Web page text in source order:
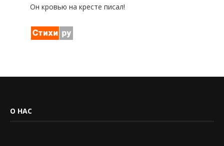
Он кровью на кресте писал!
О НАС